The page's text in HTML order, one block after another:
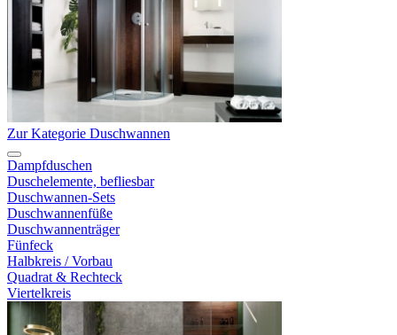
Zur Kategorie Duschwannen
Dampfduschen
Duschelemente, befliesbar
Duschwannen-Sets
Duschwannenfüße
Duschwannenträger
Fünfeck
Halbkreis / Vorbau
Quadrat & Rechteck
Viertelkreis